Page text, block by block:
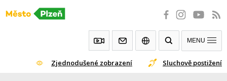
Přeskočit
Zjednodušené zobrazení Sluchově postižení
MENU